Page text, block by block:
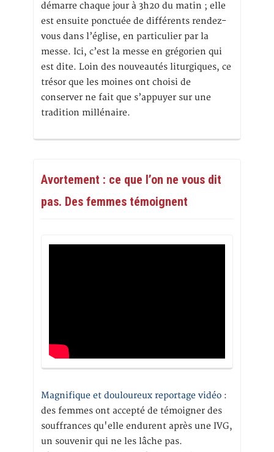
démarre chaque jour à 3h20 du matin ; elle
est ensuite ponctuée de différents rendez-
vous dans l’église, en particulier par la
messe. Ici, c’est la messe en grégorien qui
est dite. Loin des nouveautés liturgiques, ce
trésor que les moines ont choisi de
conserver ne fait que s’appuyer sur une
tradition millénaire.
Avortement : ce que l’on ne vous dit
pas. Des femmes témoignent
Magnifique et douloureux reportage vidéo :
des femmes ont accepté de témoigner des
souffrances qu'elle endurent après une IVG,
un souvenir qui ne les lâche pas.